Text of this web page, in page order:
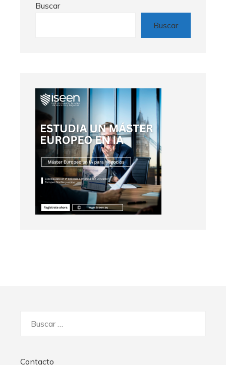
Buscar
Buscar
Contacto